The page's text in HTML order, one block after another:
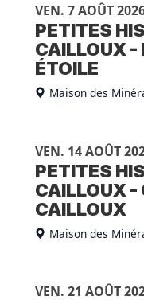
VEN. 7 AOÛT
PETITES
CAILLOUX -
ÉTOILE
Maison des
VEN. 14 AOÛT
PETITES
CAILLOUX -
CAILLOUX
Maison des
VEN. 21 AOÛT